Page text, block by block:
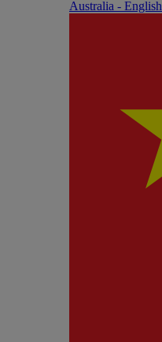
Australia - English